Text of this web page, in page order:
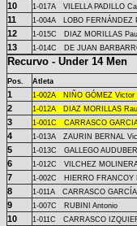
10 1-017A VILELLA PADILLO
11 1-004A LOBO FERNÁNDEZ
12 1-015C DIAZ MORILLAS
13 1-014C DE JUAN
Recurvo - Under 14 Men
Pos. Atleta
1 1-002A NIÑO GÓMEZ Victor
2 1-012A DIAZ MORILLAS Raul
3 1-001C CARRASCO
4 1-013A ZAURIN BERNAL
5 1-013C GALLEGO
6 1-012C VILCHEZ
7 1-002C HIERRO FRANCOY
8 1-011A CARRASCO
9 1-007C RUBINI Antonio
10 1-011C CARRASCO